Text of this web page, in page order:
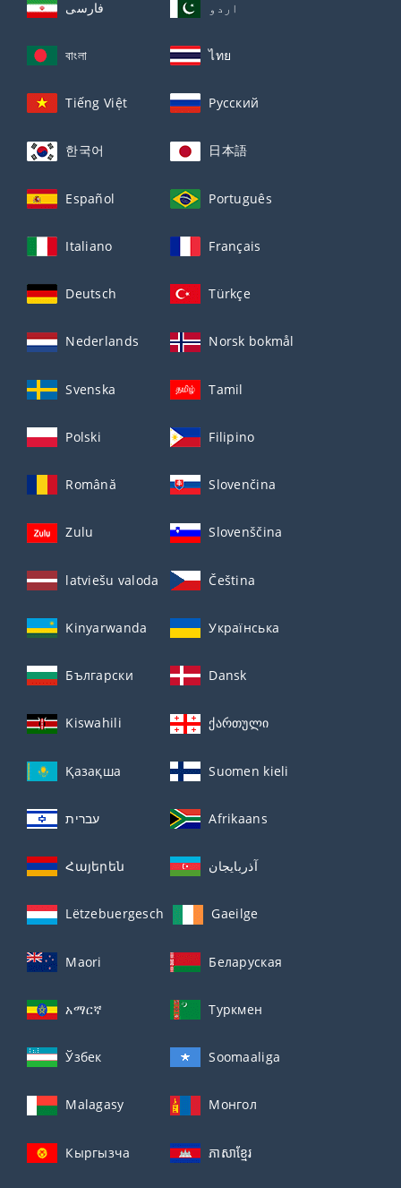
فارسی اردو
বাংলা ไทย
Tiếng Việt Русский
한국어 日本語
Español Português
Italiano Français
Deutsch Türkçe
Nederlands Norsk bokmål
Svenska Tamil
Polski Filipino
Română Slovenčina
Zulu Slovenščina
latviešu valoda Čeština
Kinyarwanda Українська
Български Dansk
Kiswahili ქართული
Қазақша Suomen kieli
עברית Afrikaans
Հայերեն آذربايجان
Lëtzebuergesch Gaeilge
Maori Беларуская
አማርኛ Туркмен
Ўзбек Soomaaliga
Malagasy Монгол
Кыргызча ភាសាខ្មែរ